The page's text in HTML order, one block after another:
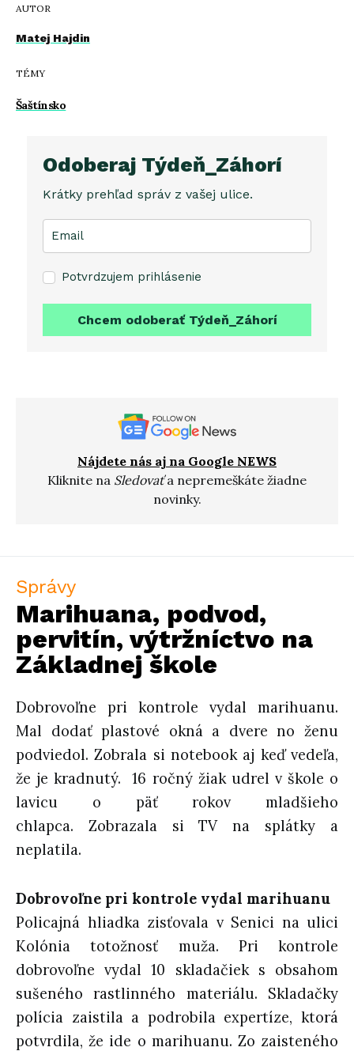
AUTOR
Matej Hajdin
TÉMY
Šaštínsko
Odoberaj Týdeň_Záhorí
Krátky prehľad správ z vašej ulice.
Potvrdzujem prihlásenie
Chcem odoberať Týdeň_Záhorí
Nájdete nás aj na Google NEWS
Kliknite na Sledovaťa nepremeškáte žiadne
novinky.
Správy
Marihuana, podvod,
pervitín, výtržníctvo na
Základnej škole
Dobrovoľne pri kontrole vydal marihuanu.
Mal dodať plastové okná a dvere no ženu
podviedol. Zobrala si notebook aj keď vedeľa,
že je kradnutý. 16 ročný žiak udrel v škole o
lavicu o päť rokov mladšieho
chlapca. Zobrazala si TV na splátky a
neplatila.
Dobrovoľne pri kontrole vydal marihuanu
Policajná hliadka zisťovala v Senici na ulici
Kolónia totožnosť muža. Pri kontrole
dobrovoľne vydal 10 skladačiek s obsahom
sušeného rastlinného materiálu. Skladačky
polícia zaistila a podrobila expertíze, ktorá
potvrdila, že ide o marihuanu. Zo zaisteného